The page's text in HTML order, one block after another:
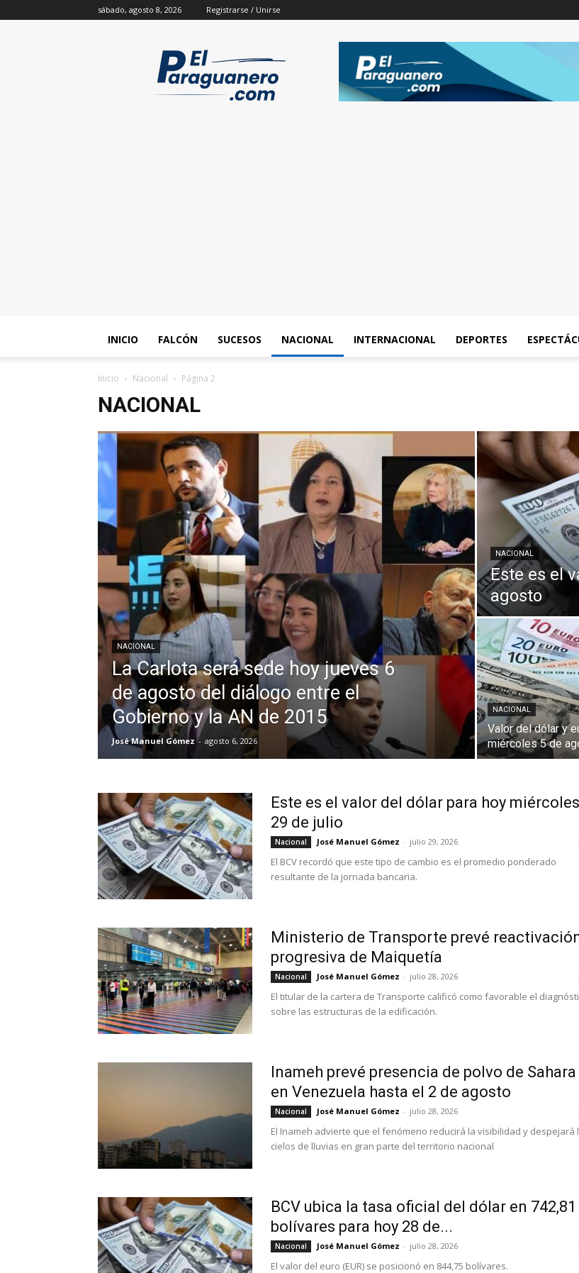
sábado, agosto 8, 2026 Registrarse / Unirse
INICIO FALCÓN SUCESOS NACIONAL INTERNACIONAL DEPORTES
Inicio Nacional Página 2
NACIONAL
NACIONAL
La Carlota será sede hoy jueves 6
de agosto del diálogo entre el
Gobierno y la AN de 2015
José Manuel Gómez - agosto 6, 2026
NACIONAL
Este es el
agosto
NACIONAL
Valor del dólar y
miércoles 5 de
Este es el valor del dólar para hoy miércoles
29 de julio
Nacional José Manuel Gómez - julio 29, 2026
El BCV recordó que este tipo de cambio es el promedio ponderado
resultante de la jornada bancaria.
Ministerio de Transporte prevé
progresiva de Maiquetía
Nacional José Manuel Gómez - julio 28, 2026
El titular de la cartera de Transporte calificó como favorable el
sobre las estructuras de la edificación.
Inameh prevé presencia de polvo de Sahara
en Venezuela hasta el 2 de agosto
Nacional José Manuel Gómez - julio 28, 2026
El Inameh advierte que el fenómeno reducirá la visibilidad y despejará
cielos de lluvias en gran parte del territorio nacional
BCV ubica la tasa oficial del dólar en 742,81
bolívares para hoy 28 de...
Nacional José Manuel Gómez - julio 28, 2026
El valor del euro (EUR) se posicionó en 844,75 bolívares.